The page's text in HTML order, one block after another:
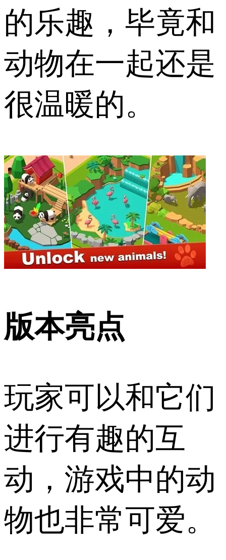
的乐趣，毕竟和
动物在一起还是
很温暖的。
版本亮点
玩家可以和它们
进行有趣的互
动，游戏中的动
物也非常可爱。